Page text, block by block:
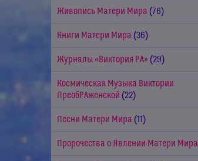
Живопись Матери Мира (76)
Книги Матери Мира (36)
Журналы «Виктория РА» (29)
Космическая Музыка Виктории
ПреобРАженской (22)
Песни Матери Мира (11)
Пророчества о Явлении Матери Мира